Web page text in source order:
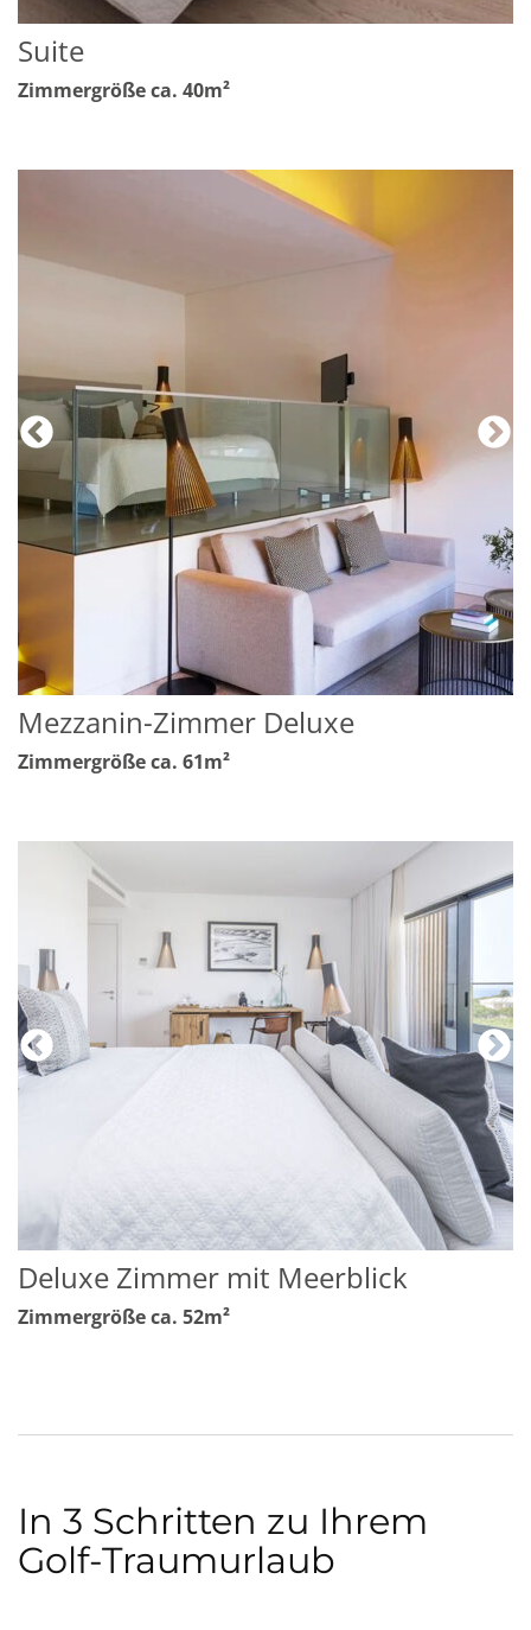
Suite
Zimmergröße ca. 40m²
Mezzanin-Zimmer Deluxe
Zimmergröße ca. 61m²
Deluxe Zimmer mit Meerblick
Zimmergröße ca. 52m²
In 3 Schritten zu Ihrem
Golf-Traumurlaub